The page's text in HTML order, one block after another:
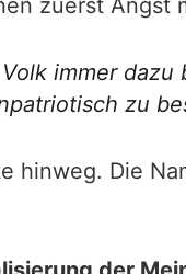
zuerst Angst
immer
zu
hinweg. Die